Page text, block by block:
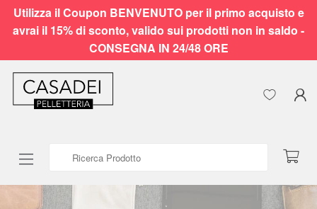
Utilizza il Coupon BENVENUTO per il primo acquisto e
avrai il 15% di sconto, valido sui prodotti non in saldo -
CONSEGNA IN 24/48 ORE